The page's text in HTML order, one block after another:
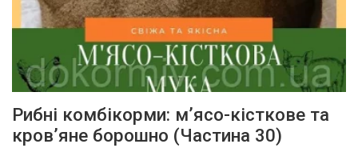
Рибні комбікорми: м’ясо-кісткове та
кров’яне борошно (Частина 30)